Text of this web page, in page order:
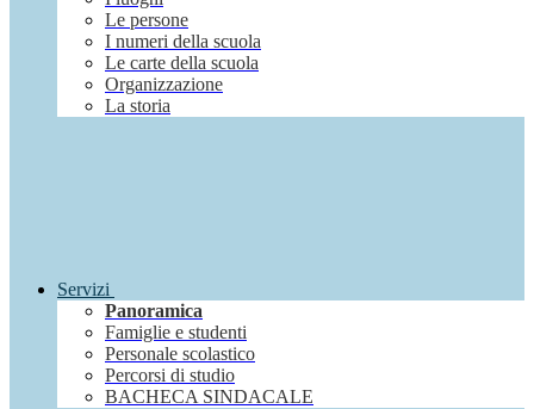
Le persone
I numeri della scuola
Le carte della scuola
Organizzazione
La storia
Servizi
Panoramica
Famiglie e studenti
Personale scolastico
Percorsi di studio
BACHECA SINDACALE